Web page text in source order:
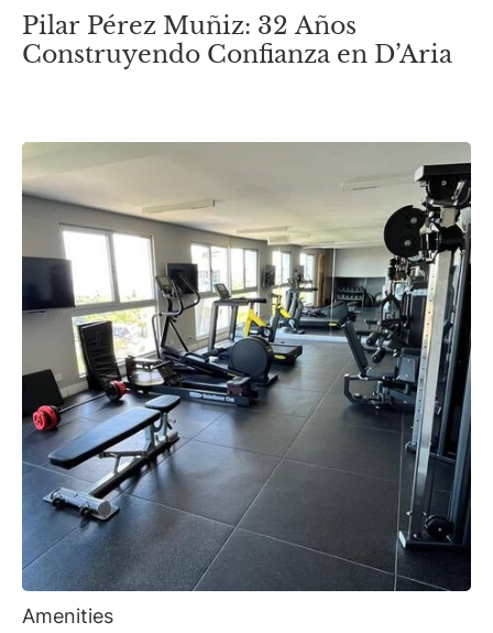
Pilar Pérez Muñiz: 32 Años
Construyendo Confianza en D’Aria
Amenities